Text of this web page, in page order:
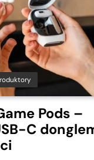
Pods –
C